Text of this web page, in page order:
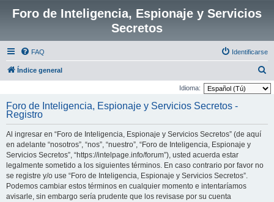
Foro de Inteligencia, Espionaje y Servicios
Secretos
FAQ Identificarse
Índice general
u
Idioma:
Foro de Inteligencia, Espionaje y Servicios Secretos -
Registro
Al ingresar en “Foro de Inteligencia, Espionaje y Servicios Secretos” (de aquí
en adelante “nosotros”, “nos”, “nuestro”, “Foro de Inteligencia, Espionaje y
Servicios Secretos”, “https://intelpage.info/forum”), usted acuerda estar
legalmente sometido a los siguientes términos. En caso contrario por favor no
se registre y/o use “Foro de Inteligencia, Espionaje y Servicios Secretos”.
Podemos cambiar estos términos en cualquier momento e intentaríamos
avisarle, sin embargo sería prudente que los revisase por su cuenta